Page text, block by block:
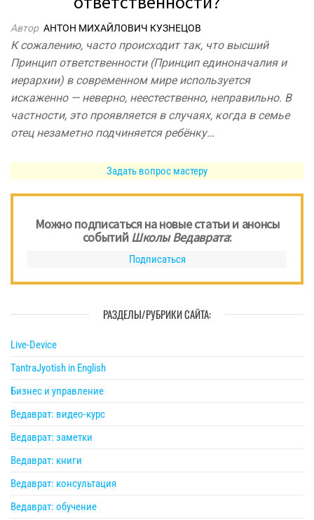
Автор АНТОН МИХАЙЛОВИЧ КУЗНЕЦОВ
К сожалению, часто происходит так, что высший
Принцип ответственности (Принцип единоначалия и
иерархии) в современном мире используется
искаженно — неверно, неестественно, неправильно. В
частности, это проявляется в случаях, когда в семье
отец незаметно подчиняется ребёнку…
Задать вопрос мастеру
Можно подписаться на новые статьи и анонсы
событийШколы Ведаврата:
Подписаться
РАЗДЕЛЫ/РУБРИКИ САЙТА:
Live-Device
TantraJyotish in English
Бизнес и управление
Ведаврат: видео-курс
Ведаврат: заметки
Ведаврат: книги
Ведаврат: консультация
Ведаврат: обучение